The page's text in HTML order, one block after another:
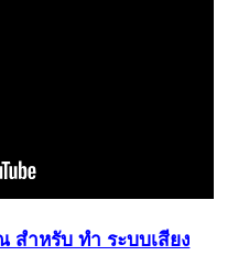
สำหรับ ทำ ระบบเสียง